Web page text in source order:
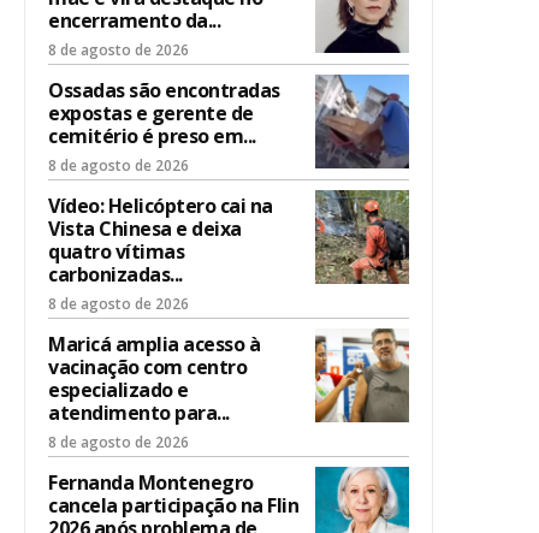
encerramento da...
8 de agosto de 2026
Ossadas são encontradas
expostas e gerente de
cemitério é preso em...
8 de agosto de 2026
Vídeo: Helicóptero cai na
Vista Chinesa e deixa
quatro vítimas
carbonizadas...
8 de agosto de 2026
Maricá amplia acesso à
vacinação com centro
especializado e
atendimento para...
8 de agosto de 2026
Fernanda Montenegro
cancela participação na Flin
2026 após problema de